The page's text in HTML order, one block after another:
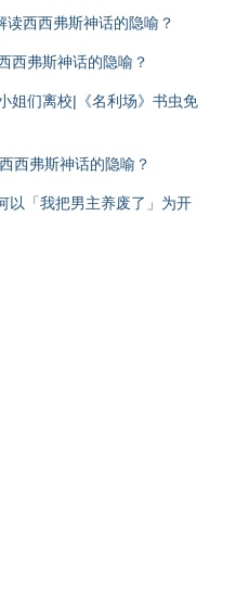
读西西弗斯神话的隐喻？
西弗斯神话的隐喻？
姐们离校|《名利场》书虫免
西弗斯神话的隐喻？
以「我把男主养废了」为开